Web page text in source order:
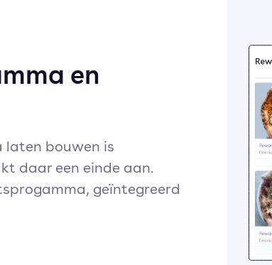
en
bouwen is
daar een einde aan.
geïntegreerd